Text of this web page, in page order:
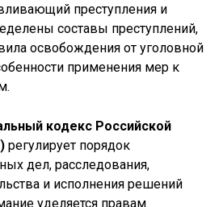
преступления и
составы преступлений,
освобождения от уголовной
применения мер к
кодекс Российской
регулирует порядок
дел, расследования,
и исполнения решений
уделяется правам